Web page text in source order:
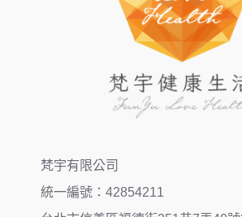
梵宇有限公司
統一編號：42854211